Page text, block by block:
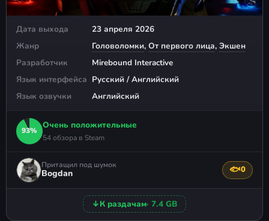
Дата выхода
23 апреля 2026
Жанр
Головоломки, От первого лица, Экшен
Разработчик
Mirebound Interactive
Язык интерфейса Русский / Английский
Язык озвучки
Английский
93%
Очень положительные
54 обзора в Steam
Притащил под шумок
Bogdan 🐟0
↓К раздачам· 7.4 GB